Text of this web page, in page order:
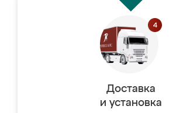
Доставка
и установка